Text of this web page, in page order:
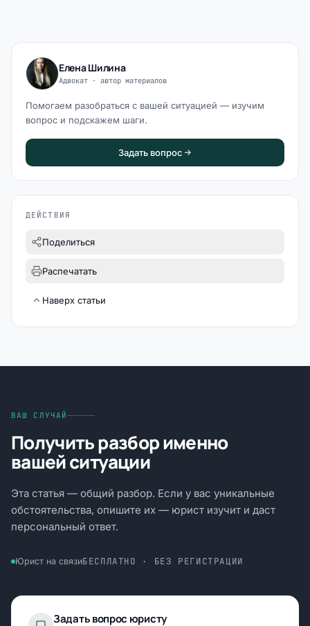
Елена Шилина
Адвокат · автор материалов
Помогаем разобраться с вашей ситуацией — изучим
вопрос и подскажем шаги.
Задать вопрос
ДЕЙСТВИЯ
Поделиться
Распечатать
Наверх статьи
ВАШ СЛУЧАЙ
Получить разбор именно
вашей ситуации
Эта статья — общий разбор. Если у вас уникальные
обстоятельства, опишите их — юрист изучит и даст
персональный ответ.
Юрист на связиБЕСПЛАТНО · БЕЗ РЕГИСТРАЦИИ
Задать вопрос юристу